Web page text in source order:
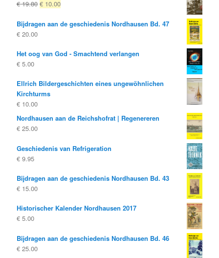
€ 10.00€ 4.00.
€19.80 Oorspronkelijke
was:
€ 10.00Huidige
is:
Bijdragen aan de geschiedenis Nordhausen Bd. 47
€ 20.00
Het oog van God - Smachtend verlangen
€ 5.00
Ellrich Bildergeschichten eines ungewöhnlichen
Kirchturms
€ 10.00
Nordhausen aan de Reichshofrat | Regenereren
€ 25.00
Geschiedenis van Refrigeration
€ 9.95
Bijdragen aan de geschiedenis Nordhausen Bd. 43
€ 15.00
Historischer Kalender Nordhausen 2017
€ 5.00
Bijdragen aan de geschiedenis Nordhausen Bd. 46
€ 25.00